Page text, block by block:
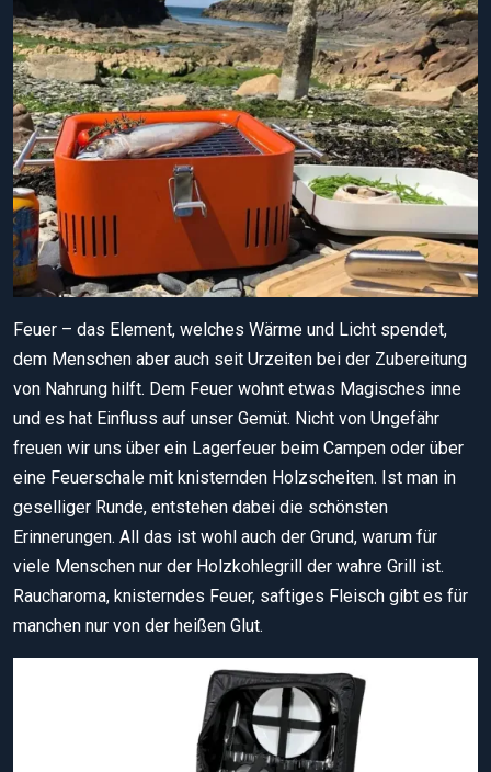
Feuer – das Element, welches Wärme und Licht spendet,
dem Menschen aber auch seit Urzeiten bei der Zubereitung
von Nahrung hilft. Dem Feuer wohnt etwas Magisches inne
und es hat Einfluss auf unser Gemüt. Nicht von Ungefähr
freuen wir uns über ein Lagerfeuer beim Campen oder über
eine Feuerschale mit knisternden Holzscheiten. Ist man in
geselliger Runde, entstehen dabei die schönsten
Erinnerungen. All das ist wohl auch der Grund, warum für
viele Menschen nur der Holzkohlegrill der wahre Grill ist.
Raucharoma, knisterndes Feuer, saftiges Fleisch gibt es für
manchen nur von der heißen Glut.